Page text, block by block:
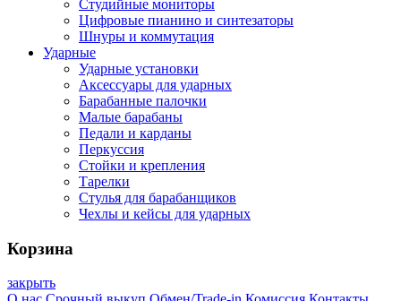
Студийные мониторы
Цифровые пианино и синтезаторы
Шнуры и коммутация
Ударные
Ударные установки
Аксессуары для ударных
Барабанные палочки
Малые барабаны
Педали и карданы
Перкуссия
Стойки и крепления
Тарелки
Стулья для барабанщиков
Чехлы и кейсы для ударных
Корзина
закрыть